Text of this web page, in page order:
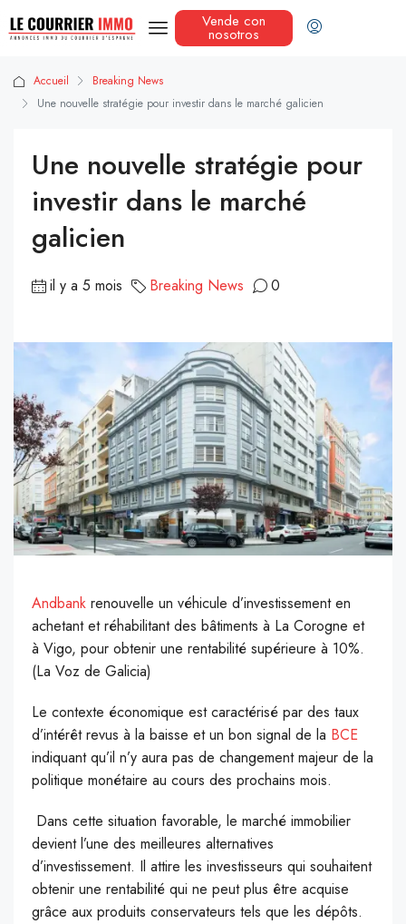
Vende con
nosotros
Accueil
Breaking News
Une nouvelle stratégie pour investir dans le marché galicien
Une nouvelle stratégie pour
investir dans le marché
galicien
il y a 5 mois Breaking News 0
Andbank renouvelle un véhicule d’investissement en
achetant et réhabilitant des bâtiments à La Corogne et
à Vigo, pour obtenir une rentabilité supérieure à 10%.
(La Voz de Galicia)
Le contexte économique est caractérisé par des taux
d’intérêt revus à la baisse et un bon signal de la BCE
indiquant qu’il n’y aura pas de changement majeur de la
politique monétaire au cours des prochains mois.
Dans cette situation favorable, le marché immobilier
devient l’une des meilleures alternatives
d’investissement. Il attire les investisseurs qui souhaitent
obtenir une rentabilité qui ne peut plus être acquise
grâce aux produits conservateurs tels que les dépôts.